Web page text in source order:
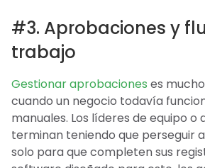
#3. Aprobaciones y
trabajo
Gestionar aprobaciones es
cuando un negocio todavía
manuales. Los líderes de equipo
terminan teniendo que perseguir
solo para que completen sus